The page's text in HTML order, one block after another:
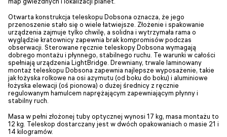
Otwarta konstrukcja teleskopu Dobsona oznacza, że jego
przenoszenie stało się o wiele łatwiejsze. Złożenie i spakowanie
urządzenia zajmuje tylko chwilę, a solidna i wytrzymała rama o
wyglądzie kratownicy zapewnia brak kompromisów podczas
obserwacji. Sterowane ręcznie teleskopy Dobsona wymagają
dobrego montażu i płynnego, stabilnego ruchu. Te warunki w całości
spełniają urządzenia LightBridge. Drewniany, trwale laminowany
montaż teleskopu Dobsona zapewnia najlepsze wyposażenie, takie
jak łożyska rolkowe na osi azymutu (od boku do boku) i aluminiowe
łożyska elewacji (oś pionowa) o dużej średnicy z ręcznie
regulowanym hamulcem naprężającym zapewniającym płynny i
stabilny ruch.
Masa w pełni złożonej tuby optycznej wynosi 17 kg, masa montażu to
12 kg. Teleskop dostarczany jest w dwóch opakowaniach o masie 21 i
14 kilogramów.